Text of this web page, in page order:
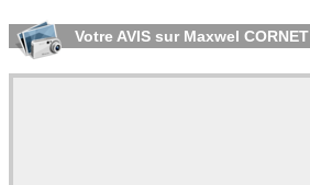
Votre AVIS sur Maxwel CORNET